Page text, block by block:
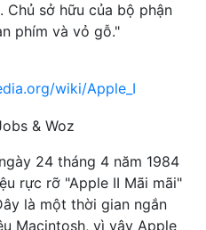
Chủ sở hữu của bộ phận
phím và vỏ gỗ."
wiki/Apple_I
24 tháng 4 năm 1984
rực rỡ "Apple II Mãi mãi"
là một thời gian ngắn
Macintosh, vì vậy Apple